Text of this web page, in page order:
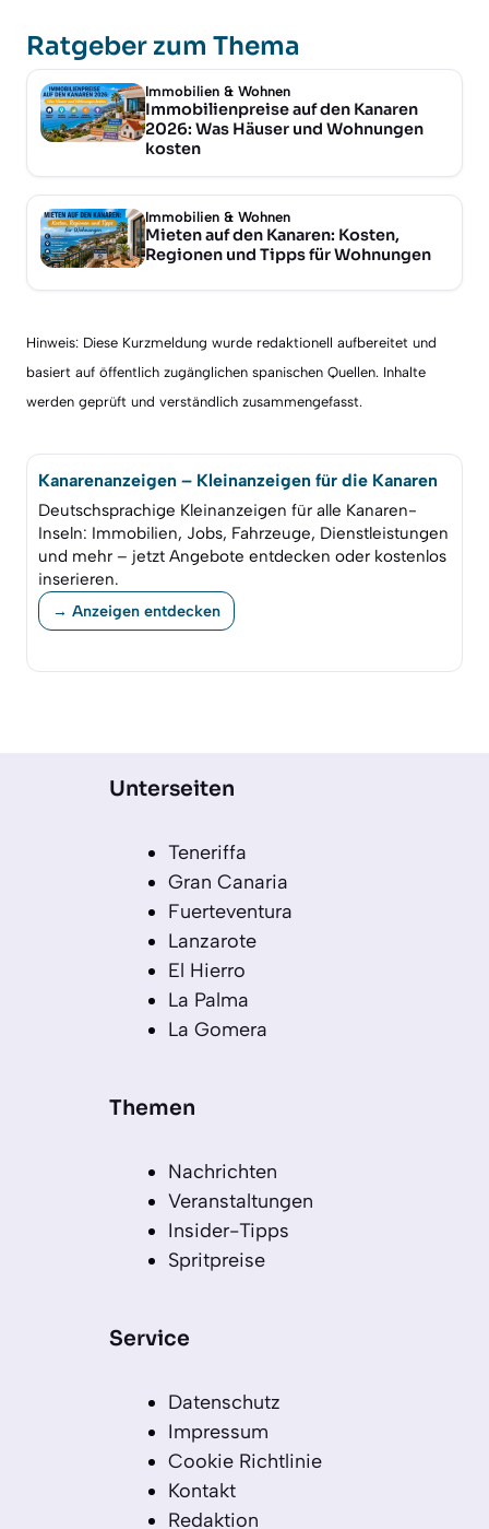
Ratgeber zum Thema
Immobilien & Wohnen
Immobilienpreise auf den Kanaren
2026: Was Häuser und Wohnungen
kosten
Immobilien & Wohnen
Mieten auf den Kanaren: Kosten,
Regionen und Tipps für Wohnungen
Hinweis: Diese Kurzmeldung wurde redaktionell aufbereitet und
basiert auf öffentlich zugänglichen spanischen Quellen. Inhalte
werden geprüft und verständlich zusammengefasst.
Kanarenanzeigen – Kleinanzeigen für die Kanaren
Deutschsprachige Kleinanzeigen für alle Kanaren-
Inseln: Immobilien, Jobs, Fahrzeuge, Dienstleistungen
und mehr – jetzt Angebote entdecken oder kostenlos
inserieren.
→ Anzeigen entdecken
Unterseiten
Teneriffa
Gran Canaria
Fuerteventura
Lanzarote
El Hierro
La Palma
La Gomera
Themen
Nachrichten
Veranstaltungen
Insider-Tipps
Spritpreise
Service
Datenschutz
Impressum
Cookie Richtlinie
Kontakt
Redaktion